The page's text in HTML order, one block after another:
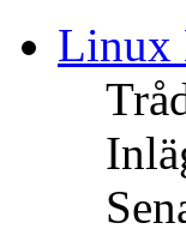
Linux